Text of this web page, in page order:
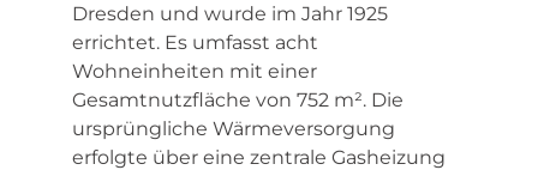
Dresden und wurde im Jahr 1925
errichtet. Es umfasst acht
Wohneinheiten mit einer
Gesamtnutzfläche von 752 m². Die
ursprüngliche Wärmeversorgung
erfolgte über eine zentrale Gasheizung